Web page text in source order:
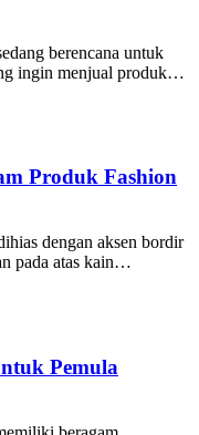
berencana untuk
ingin menjual produk…
Produk Fashion
dengan aksen bordir
pada atas kain…
Pemula